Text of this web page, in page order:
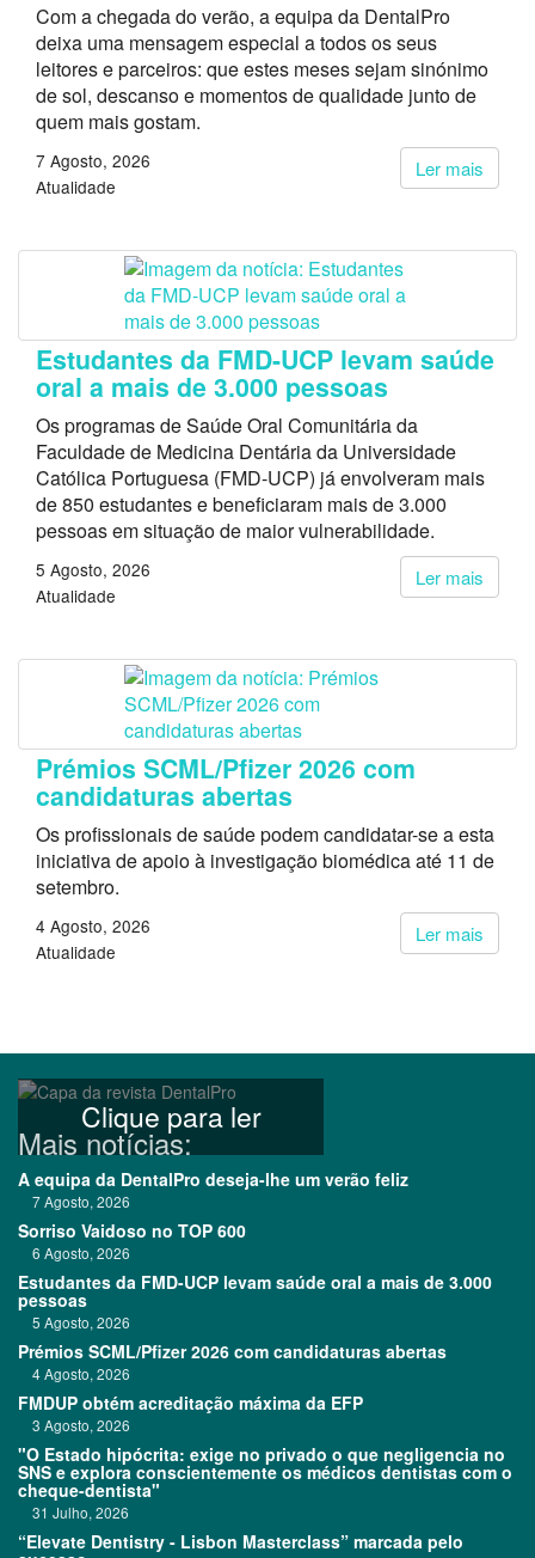
Com a chegada do verão, a equipa da DentalPro
deixa uma mensagem especial a todos os seus
leitores e parceiros: que estes meses sejam sinónimo
de sol, descanso e momentos de qualidade junto de
quem mais gostam.
Ler mais
7 Agosto, 2026
Atualidade
Estudantes da FMD-UCP levam saúde
oral a mais de 3.000 pessoas
Os programas de Saúde Oral Comunitária da
Faculdade de Medicina Dentária da Universidade
Católica Portuguesa (FMD-UCP) já envolveram mais
de 850 estudantes e beneficiaram mais de 3.000
pessoas em situação de maior vulnerabilidade.
Ler mais
5 Agosto, 2026
Atualidade
Prémios SCML/Pfizer 2026 com
candidaturas abertas
Os profissionais de saúde podem candidatar-se a esta
iniciativa de apoio à investigação biomédica até 11 de
setembro.
Ler mais
4 Agosto, 2026
Atualidade
Clique para ler
Mais notícias:
A equipa da DentalPro deseja-lhe um verão feliz
7 Agosto, 2026
Sorriso Vaidoso no TOP 600
6 Agosto, 2026
Estudantes da FMD-UCP levam saúde oral a mais de 3.000
pessoas
5 Agosto, 2026
Prémios SCML/Pfizer 2026 com candidaturas abertas
4 Agosto, 2026
FMDUP obtém acreditação máxima da EFP
3 Agosto, 2026
"O Estado hipócrita: exige no privado o que negligencia no
SNS e explora conscientemente os médicos dentistas com o
cheque-dentista"
31 Julho, 2026
“Elevate Dentistry - Lisbon Masterclass” marcada pelo